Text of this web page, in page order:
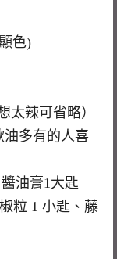
色)
太辣可省略）
油多有的人喜
油膏1大匙
粒 1 小匙、藤